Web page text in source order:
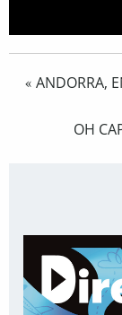
« ANDORRA,
OH